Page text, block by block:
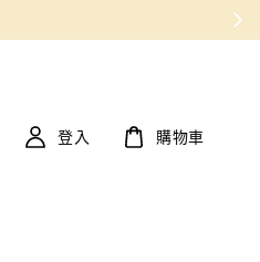
登入 購物車